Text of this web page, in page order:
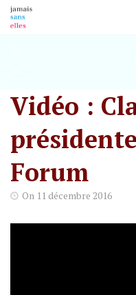
Vidéo :
Forum
On 11 décembre 2016